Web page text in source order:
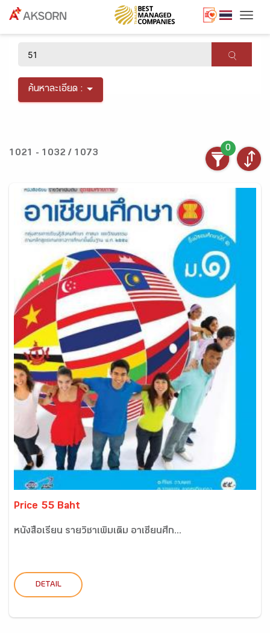
ค้นหาละเอียด :
1021 - 1032 / 1073
0
Price 55 Baht
หนังสือเรียน รายวิชาเพิ่มเติม อาเซียนศึก...
DETAIL